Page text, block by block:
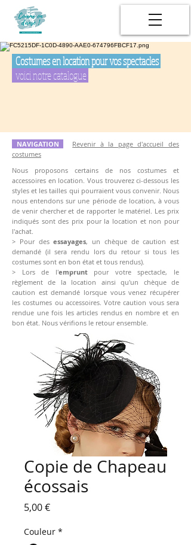
Costumes en location pour vos spectacles
voici notre catalogue
NAVIGATION
Revenir à la page d'accueil des
costumes
Nous proposons certains de nos costumes et
accessoires en location. Vous trouverez ci-dessous les
styles et les tailles qui pourraient vous convenir. Nous
nous entendons sur une période de location, à vous
de venir chercher et de rapporter le matériel. Les prix
indiqués sont des prix pour la location et non pour
l'achat.
> Pour desessayages, un chèque de caution est
demandé (il sera rendu lors du retour si tous les
costumes sont en bon état et tous rendus).
> Lors de l'empruntpour votre spectacle, le
règlement de la location ainsi qu'un chèque de
caution est demandé lorsque vous venez récupérer
les costumes ou accessoires. Votre caution vous sera
rendue une fois les articles rendus en nombre et en
bon état. Nous vérifions le retour ensemble.
Copie de Chapeau
écossais
5,00 €Prix
Couleur *